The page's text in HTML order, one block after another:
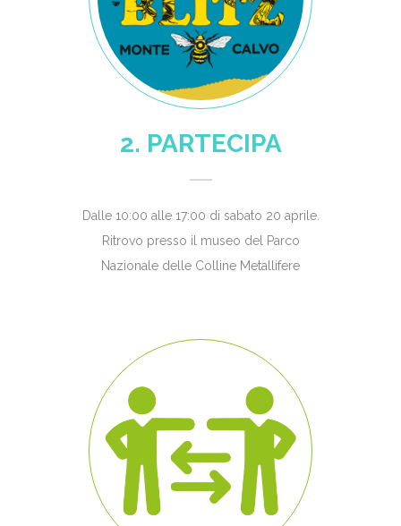
2. PARTECIPA
Dalle 10:00 alle 17:00 di sabato 20 aprile.
Ritrovo presso il museo del Parco
Nazionale delle Colline Metallifere